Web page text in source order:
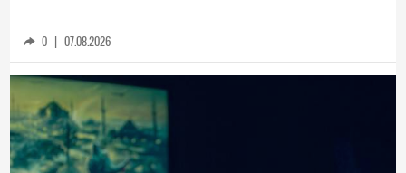
0 | 07.08.2026